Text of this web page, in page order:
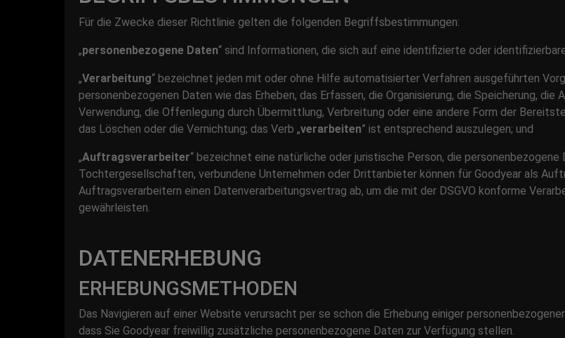
Für die Zwecke dieser Richtlinie gelten die folgenden Begriffsbestimmungen:
„personenbezogene Daten“ sind Informationen, die sich auf eine identifizierte oder
„Verarbeitung“ bezeichnet jeden mit oder ohne Hilfe automatisierter Verfahren ausgeführten
personenbezogenen Daten wie das Erheben, das Erfassen, die Organisierung, die Speicherung, die
Verwendung, die Offenlegung durch Übermittlung, Verbreitung oder eine andere Form der
das Löschen oder die Vernichtung; das Verb „verarbeiten” ist entsprechend auszulegen; und
„Auftragsverarbeiter“ bezeichnet eine natürliche oder juristische Person, die
Tochtergesellschaften, verbundene Unternehmen oder Drittanbieter können für Goodyear als
Auftragsverarbeitern einen Datenverarbeitungsvertrag ab, um die mit der DSGVO konforme
gewährleisten.
DATENERHEBUNG
ERHEBUNGSMETHODEN
Das Navigieren auf einer Website verursacht per se schon die Erhebung einiger
dass Sie Goodyear freiwillig zusätzliche personenbezogene Daten zur Verfügung stellen.